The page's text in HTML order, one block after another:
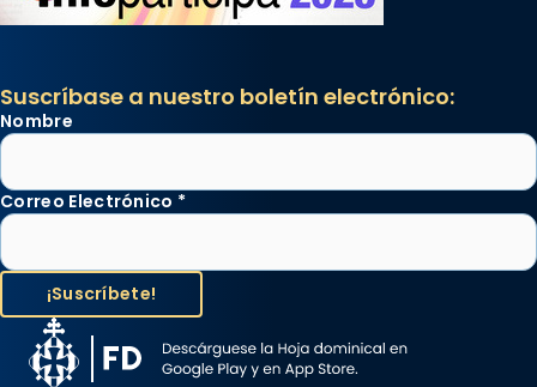
Suscríbase a nuestro boletín electrónico:
Nombre
Correo Electrónico *